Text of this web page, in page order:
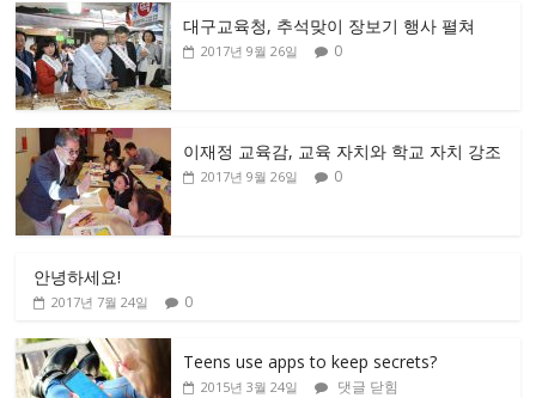
대구교육청, 추석맞이 장보기 행사 펼쳐
2017년 9월 26일 0
이재정 교육감, 교육 자치와 학교 자치 강조
2017년 9월 26일 0
안녕하세요!
2017년 7월 24일 0
Teens use apps to keep secrets?
2015년 3월 24일 댓글 닫힘